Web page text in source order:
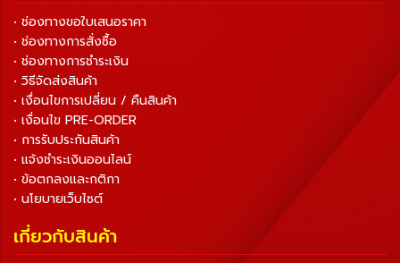
• ช่องทางขอใบเสนอราคา
• ช่องทางการสั่งซื้อ
• ช่องทางการชำระเงิน
• วิธีจัดส่งสินค้า
• เงื่อนไขการเปลี่ยน / คืนสินค้า
• เงื่อนไข PRE-ORDER
• การรับประกันสินค้า
• แจ้งชำระเงินออนไลน์
• ข้อตกลงและกติกา
• นโยบายเว็บไซต์
เกี่ยวกับสินค้า